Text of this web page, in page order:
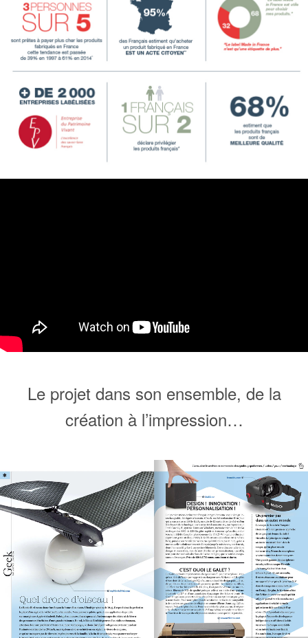
Le projet dans son ensemble, de la
création à l’impression…